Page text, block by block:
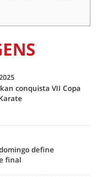
conquista VII Copa
define
final